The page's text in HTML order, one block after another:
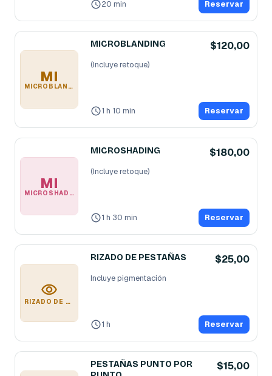
20 min Reservar
MI
MICROBLANDING
MICROBLANDING $120,00
1 h 10 min Reservar
MI
MICROSHADING
MICROSHADING $180,00
1 h 30 min Reservar
RIZADO DE PESTAÑAS
RIZADO DE PESTAÑAS $25,00
Incluye pigmentación
1 h Reservar
PESTAÑAS PUNTO POR
$15,00